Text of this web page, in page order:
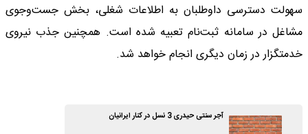
سهولت دسترسی داوطلبان به اطلاعات شغلی، بخش جست‌وجوی
مشاغل در سامانه ثبت‌نام تعبیه شده است. همچنین جذب نیروی
خدمتگزار در زمان دیگری انجام خواهد شد.
آجر سنتی حیدری 3 نسل در کنار ایرانیان